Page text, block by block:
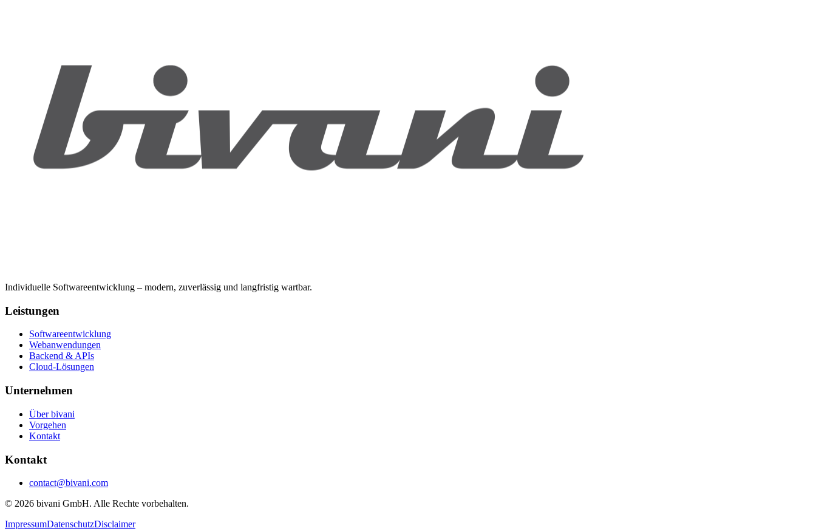
Individuelle Softwareentwicklung – modern, zuverlässig und langfristig wartbar.
Leistungen
Softwareentwicklung
Webanwendungen
Backend & APIs
Cloud-Lösungen
Unternehmen
Über bivani
Vorgehen
Kontakt
Kontakt
contact@bivani.com
© 2026 bivani GmbH. Alle Rechte vorbehalten.
ImpressumDatenschutzDisclaimer